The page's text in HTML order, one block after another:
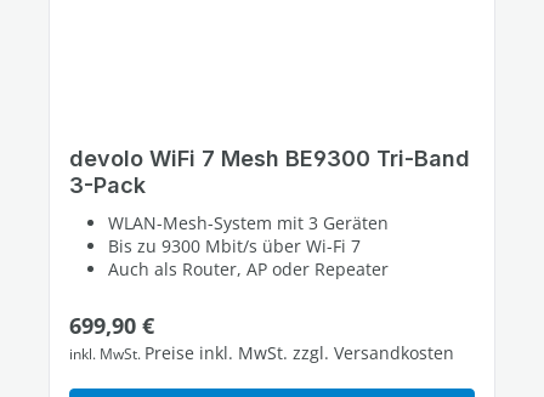
devolo WiFi 7 Mesh BE9300 Tri-Band
3-Pack
WLAN-Mesh-System mit 3 Geräten
Bis zu 9300 Mbit/s über Wi-Fi 7
Auch als Router, AP oder Repeater
Regulärer Preis:
699,90 €
inkl. MwSt. Preise inkl. MwSt. zzgl. Versandkosten